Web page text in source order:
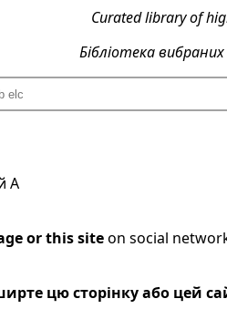
Curated library of
Бібліотека
A
or this siteon social
цю сторінку або цей